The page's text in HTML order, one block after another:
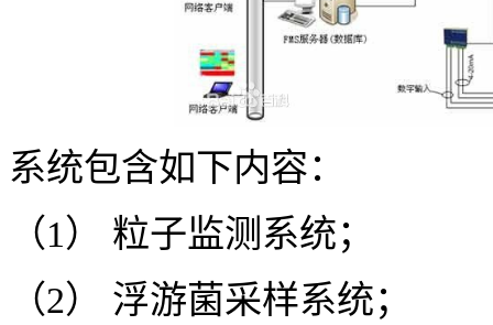
系统包含如下内容：
（1） 粒子监测系统；
（2） 浮游菌采样系统；